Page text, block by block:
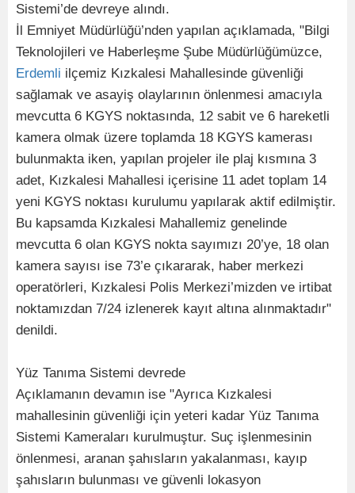
Sistemi’de devreye alındı.
İl Emniyet Müdürlüğü’nden yapılan açıklamada, "Bilgi
Teknolojileri ve Haberleşme Şube Müdürlüğümüzce,
Erdemli ilçemiz Kızkalesi Mahallesinde güvenliği
sağlamak ve asayiş olaylarının önlenmesi amacıyla
mevcutta 6 KGYS noktasında, 12 sabit ve 6 hareketli
kamera olmak üzere toplamda 18 KGYS kamerası
bulunmakta iken, yapılan projeler ile plaj kısmına 3
adet, Kızkalesi Mahallesi içerisine 11 adet toplam 14
yeni KGYS noktası kurulumu yapılarak aktif edilmiştir.
Bu kapsamda Kızkalesi Mahallemiz genelinde
mevcutta 6 olan KGYS nokta sayımızı 20’ye, 18 olan
kamera sayısı ise 73’e çıkararak, haber merkezi
operatörleri, Kızkalesi Polis Merkezi’mizden ve irtibat
noktamızdan 7/24 izlenerek kayıt altına alınmaktadır"
denildi.
Yüz Tanıma Sistemi devrede
Açıklamanın devamın ise "Ayrıca Kızkalesi
mahallesinin güvenliği için yeteri kadar Yüz Tanıma
Sistemi Kameraları kurulmuştur. Suç işlenmesinin
önlenmesi, aranan şahısların yakalanması, kayıp
şahısların bulunması ve güvenli lokasyon